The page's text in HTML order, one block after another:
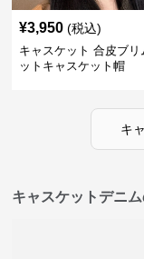
¥3,950 (税込)
キャスケット 合皮ブリ
ットキャスケット帽
キ
キャスケットデニ